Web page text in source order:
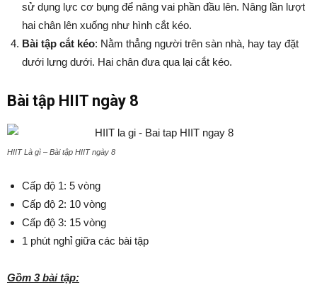
sử dụng lực cơ bụng để nâng vai phần đầu lên. Nâng lần lượt
hai chân lên xuống như hình cắt kéo.
Bài tập cắt kéo: Nằm thẳng người trên sàn nhà, hay tay đặt
dưới lưng dưới. Hai chân đưa qua lại cắt kéo.
Bài tập HIIT ngày 8
HIIT Là gì – Bài tập HIIT ngày 8
Cấp độ 1: 5 vòng
Cấp độ 2: 10 vòng
Cấp độ 3: 15 vòng
1 phút nghỉ giữa các bài tập
Gồm 3 bài tập: